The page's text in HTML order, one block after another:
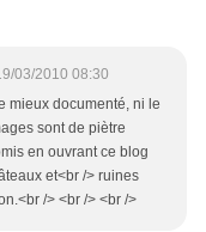
03/2010 08:30
mieux documenté, ni le
sont de piètre
en ouvrant ce blog
et<br /> ruines
/> <br /> <br />